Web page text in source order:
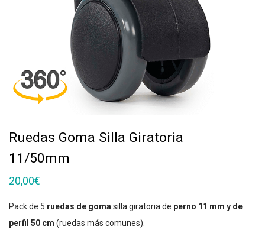
Ruedas Goma Silla Giratoria
11/50mm
20,00€
Pack de 5 ruedas de goma silla giratoria de perno 11 mm y de
perfil 50 cm (ruedas más comunes).